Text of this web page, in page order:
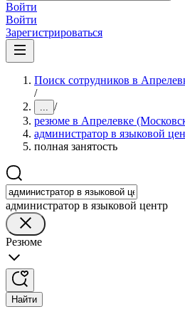
Войти
Войти
Зарегистрироваться
Поиск сотрудников в
/
... /
резюме в Апрелевке
администратор в языковой
полная занятость
администратор в языковой центр
Резюме
Найти